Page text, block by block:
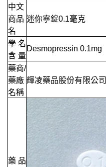
中文
商品
名
迷你寧錠0.1毫克
學 名
含 量
Desmopressin 0.1mg
藥商/
藥廠
名稱
輝凌藥品股份有限公司
藥 品